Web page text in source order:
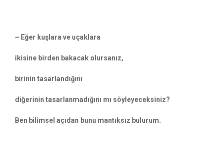
– Eğer kuşlara ve uçaklara
ikisine birden bakacak olursanız,
birinin tasarlandığını
diğerinin tasarlanmadığını mı söyleyeceksiniz?
Ben bilimsel açıdan bunu mantıksız bulurum.